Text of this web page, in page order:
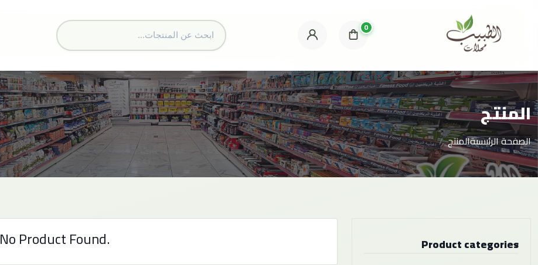
0
المنتج
الصفحة الرئيسيةالمنتج
Product categories
No Product Found.